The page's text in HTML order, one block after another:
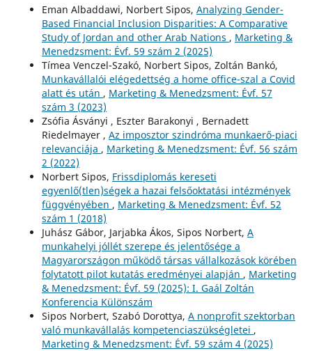
Eman Albaddawi, Norbert Sipos, Analyzing Gender-
Based Financial Inclusion Disparities: A Comparative
Study of Jordan and other Arab Nations , Marketing &
Menedzsment: Évf. 59 szám 2 (2025)
Tímea Venczel-Szakó, Norbert Sipos, Zoltán Bankó,
Munkavállalói elégedettség a home office-szal a Covid
alatt és után , Marketing & Menedzsment: Évf. 57
szám 3 (2023)
Zsófia Ásványi , Eszter Barakonyi , Bernadett
Riedelmayer , Az imposztor szindróma munkaerő-piaci
relevanciája , Marketing & Menedzsment: Évf. 56 szám
2 (2022)
Norbert Sipos, Frissdiplomás kereseti
egyenlő(tlen)ségek a hazai felsőoktatási intézmények
függvényében , Marketing & Menedzsment: Évf. 52
szám 1 (2018)
Juhász Gábor, Jarjabka Ákos, Sipos Norbert, A
munkahelyi jóllét szerepe és jelentősége a
Magyarországon működő társas vállalkozások körében
folytatott pilot kutatás eredményei alapján , Marketing
& Menedzsment: Évf. 59 (2025): I. Gaál Zoltán
Konferencia Különszám
Sipos Norbert, Szabó Dorottya, A nonprofit szektorban
való munkavállalás kompetenciaszükségletei ,
Marketing & Menedzsment: Évf. 59 szám 4 (2025)